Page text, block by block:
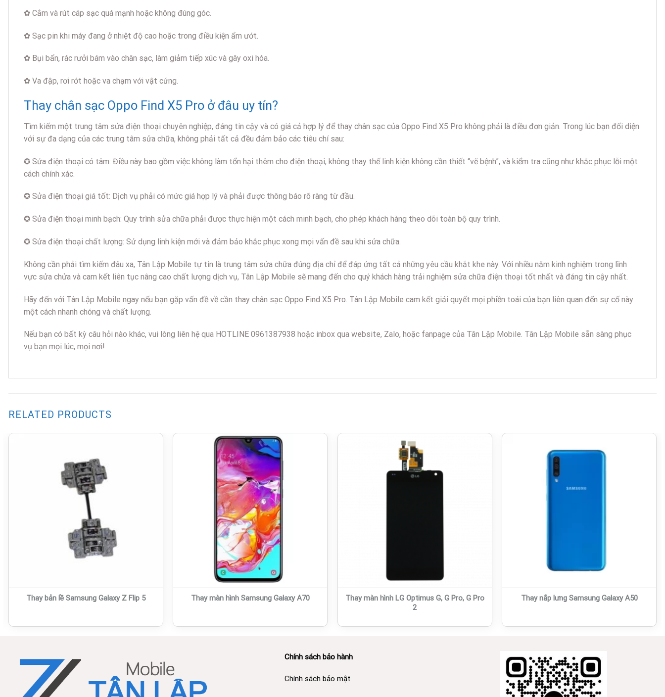
✿ Cắm và rút cáp sạc quá mạnh hoặc không đúng góc.
✿ Sạc pin khi máy đang ở nhiệt độ cao hoặc trong điều kiện ẩm ướt.
✿ Bụi bẩn, rác rưởi bám vào chân sạc, làm giảm tiếp xúc và gây oxi hóa.
✿ Va đập, rơi rớt hoặc va chạm với vật cứng.
Thay chân sạc Oppo Find X5 Pro ở đâu uy tín?
Tìm kiếm một trung tâm sửa điện thoại chuyên nghiệp, đáng tin cậy và có giá cả hợp lý để thay chân sạc của Oppo Find X5 Pro không phải là điều đơn giản. Trong lúc bạn đối diện
với sự đa dạng của các trung tâm sửa chữa, không phải tất cả đều đảm bảo các tiêu chí sau:
✪ Sửa điện thoại có tâm: Điều này bao gồm việc không làm tổn hại thêm cho điện thoại, không thay thế linh kiện không cần thiết “vẽ bệnh”, và kiểm tra cũng như khắc phục lỗi một
cách chính xác.
✪ Sửa điện thoại giá tốt: Dịch vụ phải có mức giá hợp lý và phải được thông báo rõ ràng từ đầu.
✪ Sửa điện thoại minh bạch: Quy trình sửa chữa phải được thực hiện một cách minh bạch, cho phép khách hàng theo dõi toàn bộ quy trình.
✪ Sửa điện thoại chất lượng: Sử dụng linh kiện mới và đảm bảo khắc phục xong mọi vấn đề sau khi sửa chữa.
Không cần phải tìm kiếm đâu xa, Tân Lập Mobile tự tin là trung tâm sửa chữa đúng địa chỉ để đáp ứng tất cả những yêu cầu khắt khe này. Với nhiều năm kinh nghiệm trong lĩnh
vực sửa chửa và cam kết liên tục nâng cao chất lượng dịch vụ, Tân Lập Mobile sẽ mang đến cho quý khách hàng trải nghiệm sửa chữa điện thoại tốt nhất và đáng tin cậy nhất.
Hãy đến với Tân Lập Mobile ngay nếu bạn gặp vấn đề về cần thay chân sạc Oppo Find X5 Pro. Tân Lập Mobile cam kết giải quyết mọi phiền toái của bạn liên quan đến sự cố này
một cách nhanh chóng và chất lượng.
Nếu bạn có bất kỳ câu hỏi nào khác, vui lòng liên hệ qua HOTLINE 0961387938 hoặc inbox qua website, Zalo, hoặc fanpage của Tân Lập Mobile. Tân Lập Mobile sẵn sàng phục
vụ bạn mọi lúc, mọi nơi!
RELATED PRODUCTS
Thay bản lề Samsung Galaxy Z Flip 5 Thay màn hình Samsung Galaxy A70
Thay màn hình LG Optimus G, G Pro, G Pro
2
Thay nắp lưng Samsung Galaxy A50
Chính sách bảo hành
Chính sách bảo mật